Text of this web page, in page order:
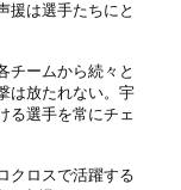
援は選手たちにと
チームから続々と
は放たれない。宇
る選手を常にチェ
クロスで活躍する